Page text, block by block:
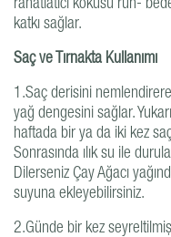
rahatlatıcı kokusu ruh-
katkı sağlar.
Saç ve Tırnakta Kullanımı
1.Saç derisini
yağ dengesini sağlar.
haftada bir ya da iki kez
Sonrasında ılık su ile
Dilerseniz Çay Ağacı
suyuna ekleyebilirsiniz.
2.Günde bir kez seyreltilmiş